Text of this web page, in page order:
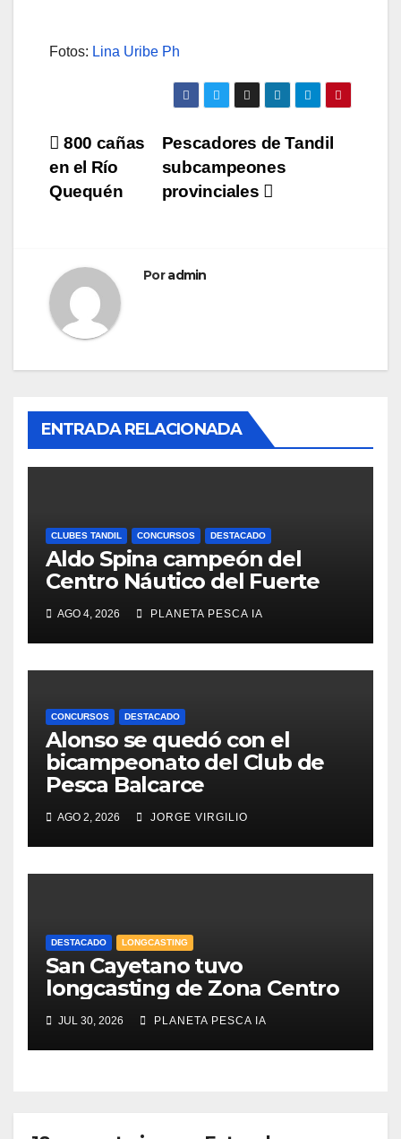
Fotos: Lina Uribe Ph
Navegación
de
Pescadores de Tandil
subcampeones
provinciales
800 cañas
en el Río
Quequén
Poradmin
ENTRADA RELACIONADA
CLUBES TANDIL CONCURSOS DESTACADO
Aldo Spina campeón del
Centro Náutico del Fuerte
AGO 4, 2026 PLANETA PESCA IA
CONCURSOS DESTACADO
Alonso se quedó con el
bicampeonato del Club de
Pesca Balcarce
AGO 2, 2026 JORGE VIRGILIO
DESTACADO LONGCASTING
San Cayetano tuvo
longcasting de Zona Centro
JUL 30, 2026 PLANETA PESCA IA